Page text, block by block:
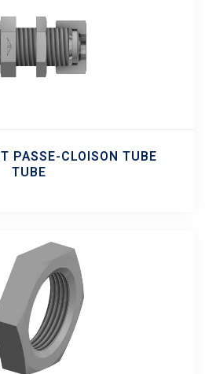
PASSE-CLOISON TUBE
TUBE